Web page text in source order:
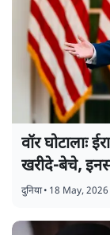
वॉर घोटालाः
खरीदे-बेचे,
दुनिया• 18 May, 2026